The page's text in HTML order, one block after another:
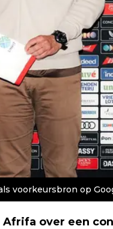
voorkeursbron op
over een